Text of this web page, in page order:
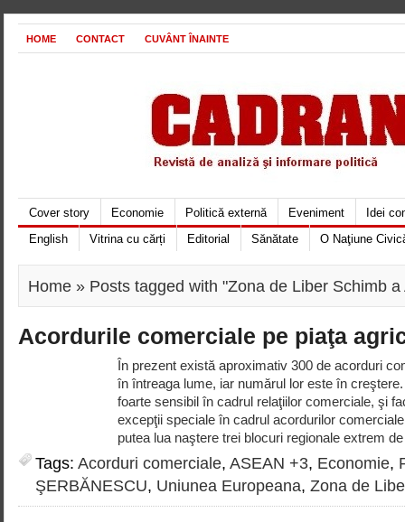
HOME CONTACT CUVÂNT ÎNAINTE
Cover story Economie Politică externă Eveniment
Idei
English
Vitrina cu cărți Editorial Sănătate O Naţiune
Home » Posts tagged with "Zona de Liber Schimb a
Acordurile comerciale pe piaţa
În prezent există aproximativ 300 de acorduri
în întreaga lume, iar numărul lor este în
foarte sensibil în cadrul relaţiilor comerciale, şi
excepţii speciale în cadrul acordurilor
putea lua naştere trei blocuri regionale extrem
Tags: Acorduri comerciale, ASEAN +3, Economie,
ŞERBĂNESCU, Uniunea Europeana, Zona de